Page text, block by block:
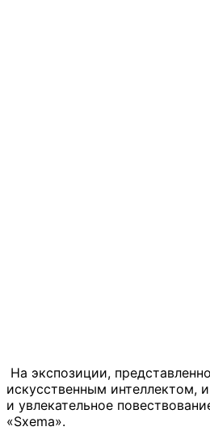
На экспозиции,
искусственным интеллектом,
и увлекательное
«Sxema».